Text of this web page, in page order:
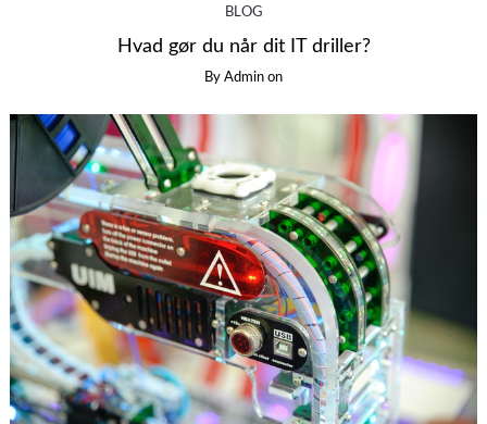
BLOG
Hvad gør du når dit IT driller?
By Admin on